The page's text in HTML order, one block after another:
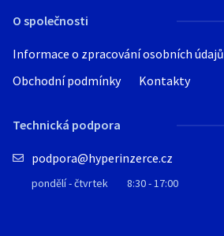
O společnosti
Informace o zpracování osobních údajů
Obchodní podmínky
Kontakty
Technická podpora
podpora@hyperinzerce.cz
pondělí - čtvrtek 8:30 - 17:00